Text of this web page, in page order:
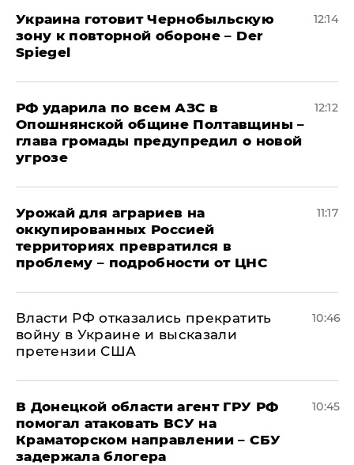
Украина готовит Чернобыльскую
зону к повторной обороне – Der
Spiegel
12:14
РФ ударила по всем АЗС в
Опошнянской общине Полтавщины –
глава громады предупредил о новой
угрозе
12:12
Урожай для аграриев на
оккупированных Россией
территориях превратился в
проблему – подробности от ЦНС
11:17
Власти РФ отказались прекратить
войну в Украине и высказали
претензии США
10:46
В Донецкой области агент ГРУ РФ
помогал атаковать ВСУ на
Краматорском направлении – СБУ
задержала блогера
10:45